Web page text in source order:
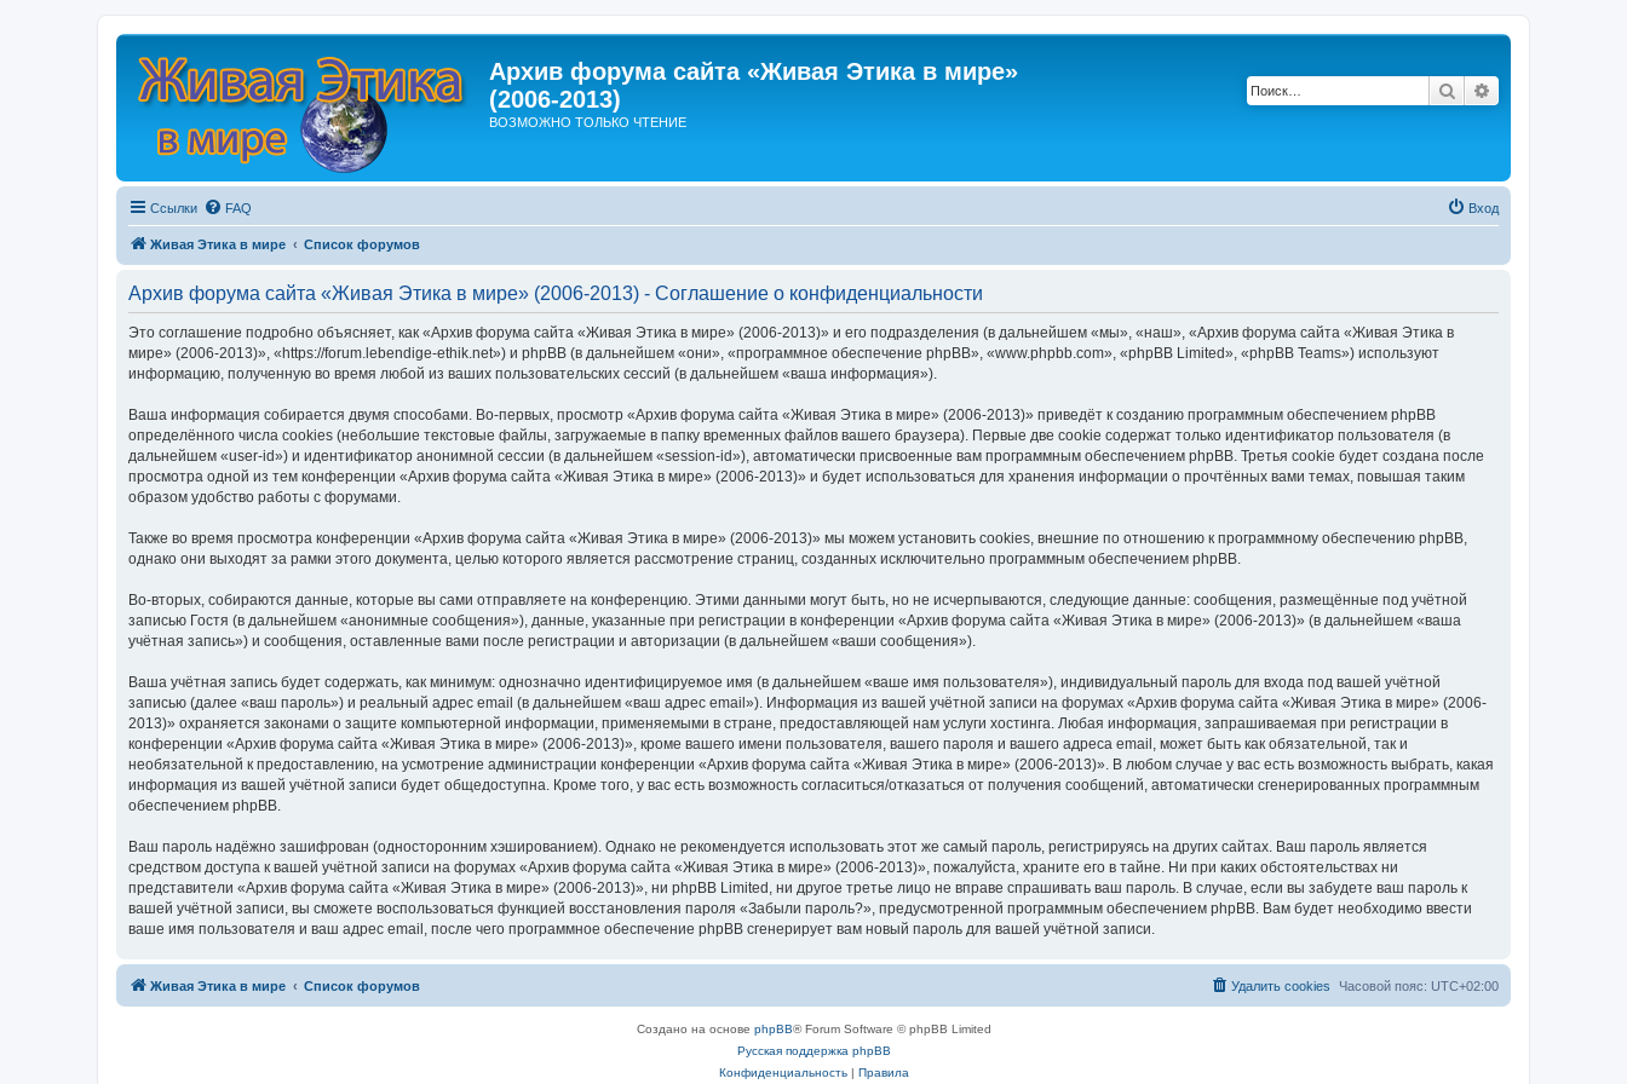
Архив форума сайта «Живая Этика в мире»
(2006-2013)
ВОЗМОЖНО ТОЛЬКО ЧТЕНИЕ
Поиск
Ссылки FAQ Вход
Живая Этика в мире Список форумов
Архив форума сайта «Живая Этика в мире» (2006-2013) - Соглашение о конфиденциальности
Это соглашение подробно объясняет, как «Архив форума сайта «Живая Этика в мире» (2006-2013)» и его подразделения (в дальнейшем «мы», «наш», «Архив форума сайта «Живая Этика в
мире» (2006-2013)», «https://forum.lebendige-ethik.net») и phpBB (в дальнейшем «они», «программное обеспечение phpBB», «www.phpbb.com», «phpBB Limited», «phpBB Teams») используют
информацию, полученную во время любой из ваших пользовательских сессий (в дальнейшем «ваша информация»).
Ваша информация собирается двумя способами. Во-первых, просмотр «Архив форума сайта «Живая Этика в мире» (2006-2013)» приведёт к созданию программным обеспечением phpBB
определённого числа cookies (небольшие текстовые файлы, загружаемые в папку временных файлов вашего браузера). Первые две cookie содержат только идентификатор пользователя (в
дальнейшем «user-id») и идентификатор анонимной сессии (в дальнейшем «session-id»), автоматически присвоенные вам программным обеспечением phpBB. Третья cookie будет создана после
просмотра одной из тем конференции «Архив форума сайта «Живая Этика в мире» (2006-2013)» и будет использоваться для хранения информации о прочтённых вами темах, повышая таким
образом удобство работы с форумами.
Также во время просмотра конференции «Архив форума сайта «Живая Этика в мире» (2006-2013)» мы можем установить cookies, внешние по отношению к программному обеспечению phpBB,
однако они выходят за рамки этого документа, целью которого является рассмотрение страниц, созданных исключительно программным обеспечением phpBB.
Во-вторых, собираются данные, которые вы сами отправляете на конференцию. Этими данными могут быть, но не исчерпываются, следующие данные: сообщения, размещённые под учётной
записью Гостя (в дальнейшем «анонимные сообщения»), данные, указанные при регистрации в конференции «Архив форума сайта «Живая Этика в мире» (2006-2013)» (в дальнейшем «ваша
учётная запись») и сообщения, оставленные вами после регистрации и авторизации (в дальнейшем «ваши сообщения»).
Ваша учётная запись будет содержать, как минимум: однозначно идентифицируемое имя (в дальнейшем «ваше имя пользователя»), индивидуальный пароль для входа под вашей учётной
записью (далее «ваш пароль») и реальный адрес email (в дальнейшем «ваш адрес email»). Информация из вашей учётной записи на форумах «Архив форума сайта «Живая Этика в мире» (2006-
2013)» охраняется законами о защите компьютерной информации, применяемыми в стране, предоставляющей нам услуги хостинга. Любая информация, запрашиваемая при регистрации в
конференции «Архив форума сайта «Живая Этика в мире» (2006-2013)», кроме вашего имени пользователя, вашего пароля и вашего адреса email, может быть как обязательной, так и
необязательной к предоставлению, на усмотрение администрации конференции «Архив форума сайта «Живая Этика в мире» (2006-2013)». В любом случае у вас есть возможность выбрать, какая
информация из вашей учётной записи будет общедоступна. Кроме того, у вас есть возможность согласиться/отказаться от получения сообщений, автоматически сгенерированных программным
обеспечением phpBB.
Ваш пароль надёжно зашифрован (односторонним хэшированием). Однако не рекомендуется использовать этот же самый пароль, регистрируясь на других сайтах. Ваш пароль является
средством доступа к вашей учётной записи на форумах «Архив форума сайта «Живая Этика в мире» (2006-2013)», пожалуйста, храните его в тайне. Ни при каких обстоятельствах ни
представители «Архив форума сайта «Живая Этика в мире» (2006-2013)», ни phpBB Limited, ни другое третье лицо не вправе спрашивать ваш пароль. В случае, если вы забудете ваш пароль к
вашей учётной записи, вы сможете воспользоваться функцией восстановления пароля «Забыли пароль?», предусмотренной программным обеспечением phpBB. Вам будет необходимо ввести
ваше имя пользователя и ваш адрес email, после чего программное обеспечение phpBB сгенерирует вам новый пароль для вашей учётной записи.
Живая Этика в мире Список форумов Часовой пояс: UTC+02:00
Удалить cookies
Создано на основе phpBB® Forum Software © phpBB Limited
Русская поддержка phpBB
Конфиденциальность| Правила